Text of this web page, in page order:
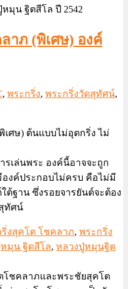
าภ (พิเศษ) องค์
, พระกริ่ง, พระกริ่งวัดสุทัศน์,
ศษ) ต้นแบบไม่อุดกริ่ง ไม่
เล่นพระ องค์นี้อาจจะถูก
องค์ประกอบไม่ครบ คือไม่มี
ต้ฐาน ซึ่งรอยจารยันต์จะต้อง
ทัศน์
งสุคโต โชคลาภ, พระกริ่ง
มุน ฐิตสีโล, หลวงปู่หมุนฐิต